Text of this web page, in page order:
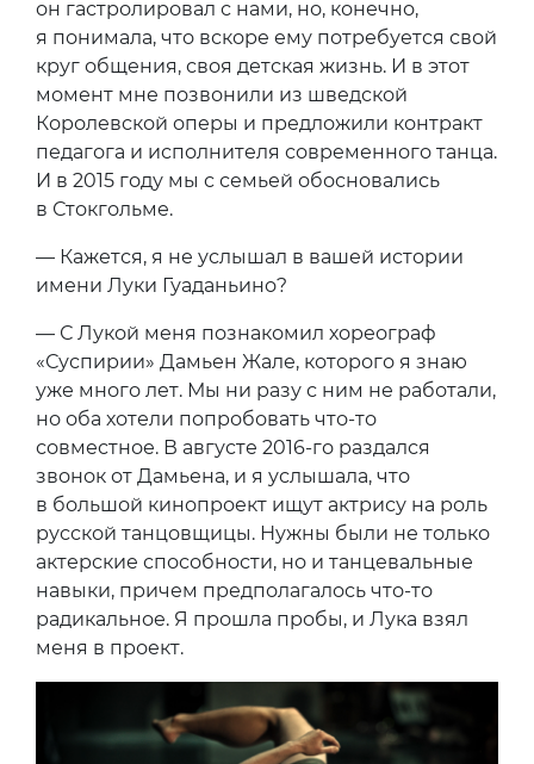
он гастролировал с нами, но, конечно,
я понимала, что вскоре ему потребуется свой
круг общения, своя детская жизнь. И в этот
момент мне позвонили из шведской
Королевской оперы и предложили контракт
педагога и исполнителя современного танца.
И в 2015 году мы с семьей обосновались
в Стокгольме.
— Кажется, я не услышал в вашей истории
имени Луки Гуаданьино?
— С Лукой меня познакомил хореограф
«Суспирии» Дамьен Жале, которого я знаю
уже много лет. Мы ни разу с ним не работали,
но оба хотели попробовать что-то
совместное. В августе 2016-го раздался
звонок от Дамьена, и я услышала, что
в большой кинопроект ищут актрису на роль
русской танцовщицы. Нужны были не только
актерские способности, но и танцевальные
навыки, причем предполагалось что-то
радикальное. Я прошла пробы, и Лука взял
меня в проект.